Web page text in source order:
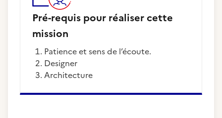
Pré-requis pour réaliser cette
mission
Patience et sens de l’écoute.
designer
architecture